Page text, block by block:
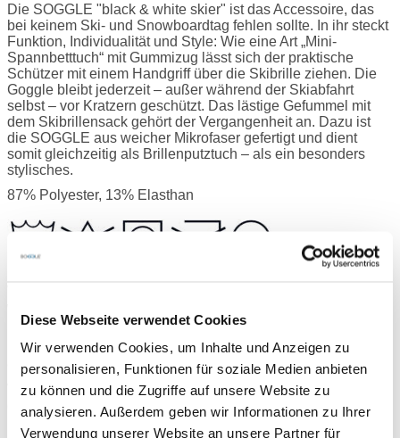
Diese Webseite verwendet Cookies
Wir verwenden Cookies, um Inhalte und Anzeigen zu
personalisieren, Funktionen für soziale Medien anbieten
zu können und die Zugriffe auf unsere Website zu
analysieren. Außerdem geben wir Informationen zu Ihrer
Verwendung unserer Website an unsere Partner für
Die SOGGLE "black & white skier" ist das Accessoire, das
bei keinem Ski- und Snowboardtag fehlen sollte. In ihr steckt
Funktion, Individualität und Style: Wie eine Art „Mini-
Spannbetttuch“ mit Gummizug lässt sich der praktische
Schützer mit einem Handgriff über die Skibrille ziehen. Die
Goggle bleibt jederzeit – außer während der Skiabfahrt
selbst – vor Kratzern geschützt. Das lästige Gefummel mit
dem Skibrillensack gehört der Vergangenheit an. Dazu ist
die SOGGLE aus weicher Mikrofaser gefertigt und dient
somit gleichzeitig als Brillenputztuch – als ein besonders
stylisches.
87% Polyester, 13% Elasthan
bei Dir Zuhause. Ins europäische Ausland dauert es
eventuell 1-2 Tage länger.
Wenn Du 3 SOGGLES oder mehr bestellst, schenken wir Dir
die Versandkosten.